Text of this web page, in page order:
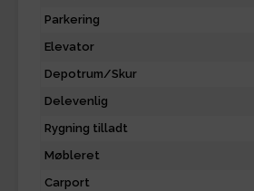
Parkering
Elevator
Depotrum/Skur
Delevenlig
Rygning tilladt
Møbleret
Carport